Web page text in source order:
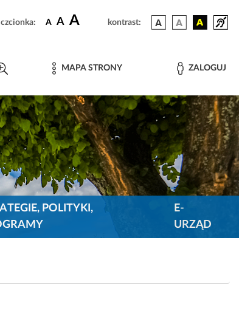
czcionka: A A A kontrast:
MAPA STRONY ZALOGUJ
POLITYKI,
E-
URZĄD